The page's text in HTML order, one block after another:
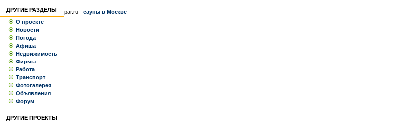
ДРУГИЕ РАЗДЕЛЫ
О проекте
Новости
Погода
Афиша
Недвижимость
Фирмы
Работа
Транспорт
Фотогалерея
Объявления
Форум
ДРУГИЕ ПРОЕКТЫ
par.ru - сауны в Москве